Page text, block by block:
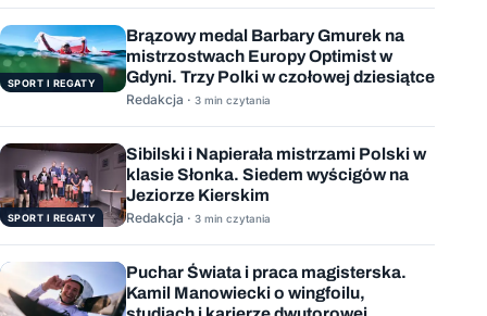
SPORT I REGATY
Brązowy medal Barbary Gmurek na
mistrzostwach Europy Optimist w
Gdyni. Trzy Polki w czołowej dziesiątce
Redakcja · 3 min czytania
SPORT I REGATY
Sibilski i Napierała mistrzami Polski w
klasie Słonka. Siedem wyścigów na
Jeziorze Kierskim
Redakcja · 3 min czytania
Puchar Świata i praca magisterska.
Kamil Manowiecki o wingfoilu,